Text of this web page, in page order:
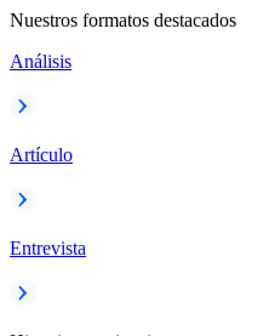
Nuestros formatos destacados
Análisis
Artículo
Entrevista